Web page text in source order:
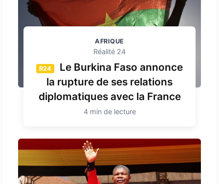
AFRIQUE
Réalité 24
R24
Le Burkina Faso annonce
la rupture de ses relations
diplomatiques avec la France
4 min de lecture